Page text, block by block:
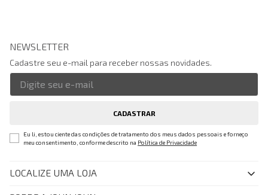
NEWSLETTER
Cadastre seu e-mail para receber nossas novidades.
CADASTRAR
Eu li, estou ciente das condições de tratamento dos meus dados pessoais e forneço
meu consentimento, conforme descrito na Política de Privacidade
LOCALIZE UMA LOJA